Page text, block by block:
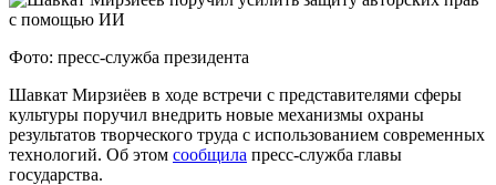
Фото: пресс-служба президента
Шавкат Мирзиёев в ходе встречи с представителями сферы
культуры поручил внедрить новые механизмы охраны
результатов творческого труда с использованием современных
технологий. Об этом сообщила пресс-служба главы
государства.